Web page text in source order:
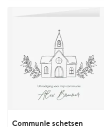
Communie schetsen